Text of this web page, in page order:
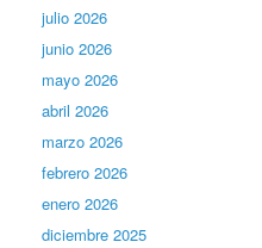
julio 2026
junio 2026
mayo 2026
abril 2026
marzo 2026
febrero 2026
enero 2026
diciembre 2025